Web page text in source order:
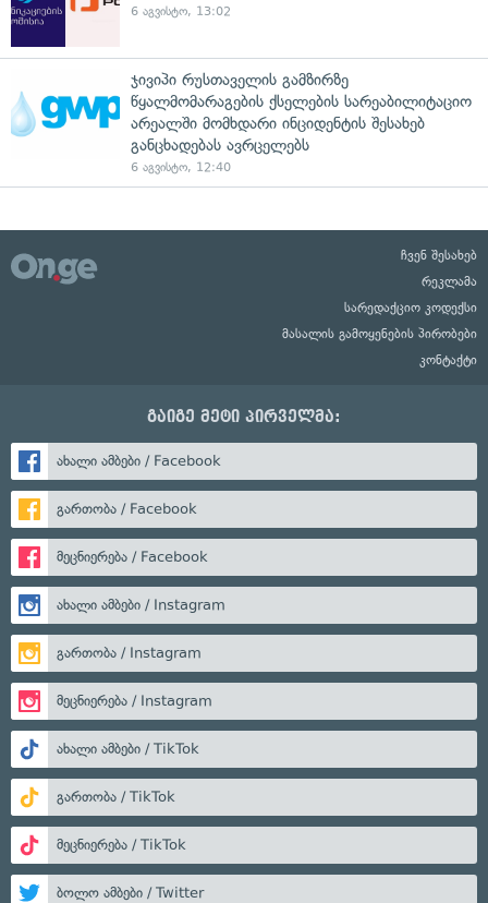
6 აგვისტო, 13:02
ჯივიპი რუსთაველის გამზირზე
წყალმომარაგების ქსელების სარეაბილიტაციო
არეალში მომხდარი ინციდენტის შესახებ
განცხადებას ავრცელებს
6 აგვისტო, 12:40
ჩვენ შესახებ
რეკლამა
სარედაქციო კოდექსი
მასალის გამოყენების პირობები
კონტაქტი
გაიგე მეტი პირველმა:
ახალი ამბები / Facebook
გართობა / Facebook
მეცნიერება / Facebook
ახალი ამბები / Instagram
გართობა / Instagram
მეცნიერება / Instagram
ახალი ამბები / TikTok
გართობა / TikTok
მეცნიერება / TikTok
ბოლო ამბები / Twitter